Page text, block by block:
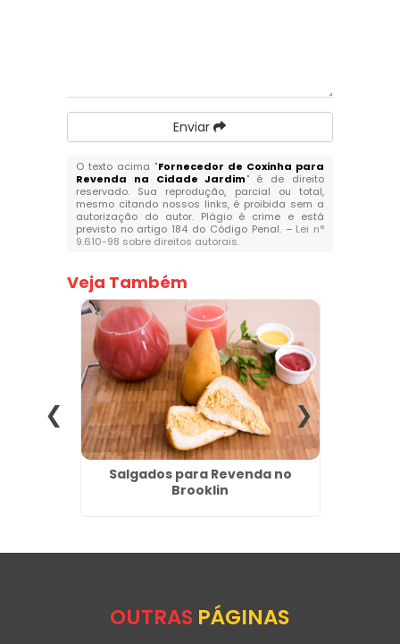
Enviar
O texto acima "Fornecedor de Coxinha para
Revenda na Cidade Jardim" é de direito
reservado. Sua reprodução, parcial ou total,
mesmo citando nossos links, é proibida sem a
autorização do autor. Plágio é crime e está
previsto no artigo 184 do Código Penal. – Lei n°
9.610-98 sobre direitos autorais.
Veja Também
Salgados para Revenda no
Brooklin
OUTRAS PÁGINAS